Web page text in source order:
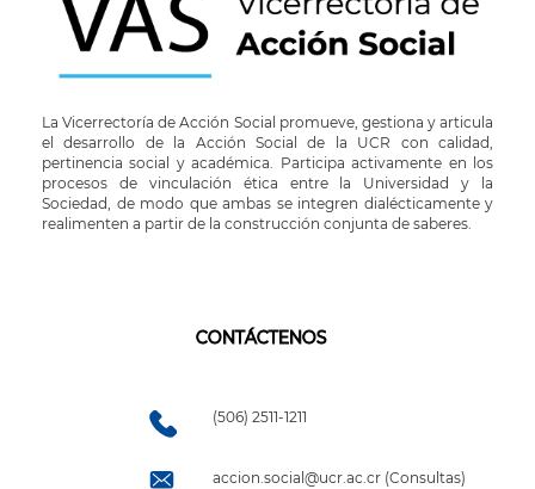
La Vicerrectoría de Acción Social promueve, gestiona y articula
el desarrollo de la Acción Social de la UCR con calidad,
pertinencia social y académica. Participa activamente en los
procesos de vinculación ética entre la Universidad y la
Sociedad, de modo que ambas se integren dialécticamente y
realimenten a partir de la construcción conjunta de saberes.
CONTÁCTENOS
(506) 2511-1211
accion.social@ucr.ac.cr (Consultas)